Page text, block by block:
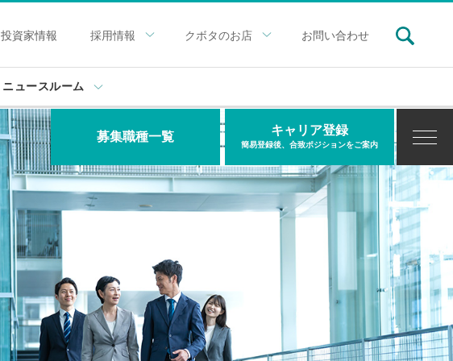
投資家情報 採用情報 クボタのお店 お問い合わせ
ニュースルーム
キャリア登録
簡易登録後、合致ポジションをご案内
募集職種一覧